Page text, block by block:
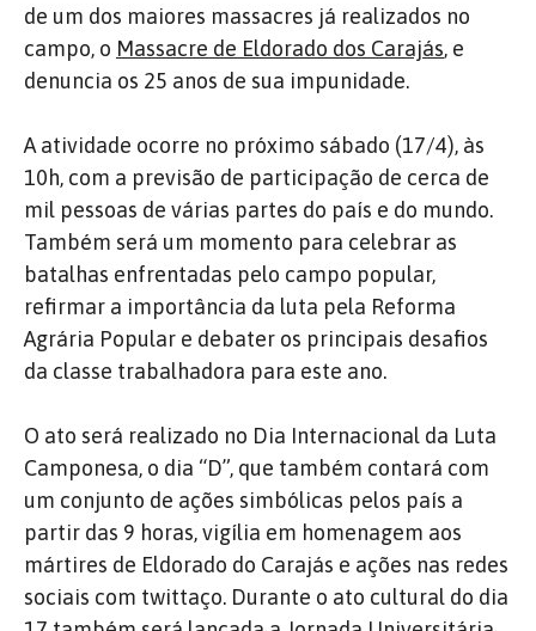
de um dos maiores massacres já realizados no
campo, o Massacre de Eldorado dos Carajás, e
denuncia os 25 anos de sua impunidade.
A atividade ocorre no próximo sábado (17/4), às
10h, com a previsão de participação de cerca de
mil pessoas de várias partes do país e do mundo.
Também será um momento para celebrar as
batalhas enfrentadas pelo campo popular,
refirmar a importância da luta pela Reforma
Agrária Popular e debater os principais desafios
da classe trabalhadora para este ano.
O ato será realizado no Dia Internacional da Luta
Camponesa, o dia “D”, que também contará com
um conjunto de ações simbólicas pelos país a
partir das 9 horas, vigília em homenagem aos
mártires de Eldorado do Carajás e ações nas redes
sociais com twittaço. Durante o ato cultural do dia